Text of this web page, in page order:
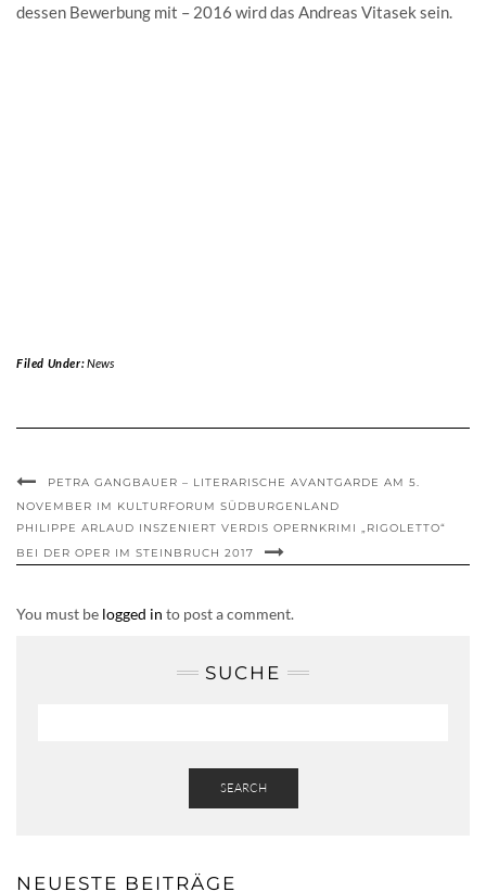
dessen Bewerbung mit – 2016 wird das Andreas Vitasek sein.
Filed Under:News
PETRA GANGBAUER – LITERARISCHE AVANTGARDE AM 5.
NOVEMBER IM KULTURFORUM SÜDBURGENLAND
PHILIPPE ARLAUD INSZENIERT VERDIS OPERNKRIMI „RIGOLETTO“
BEI DER OPER IM STEINBRUCH 2017
You must be logged in to post a comment.
SUCHE
SEARCH
NEUESTE BEITRÄGE